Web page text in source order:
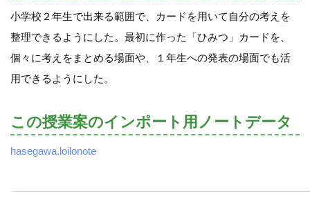
小学校２年生で出来る範囲で、カードを用いて自分の考えを
整理できるようにした。最初に作った「ひみつ」カードを、
個々に考えをまとめる場面や、１年生への発表の場面でも活
用できるようにした。
この授業案のインポート用ノートデータ
hasegawa.loilonote